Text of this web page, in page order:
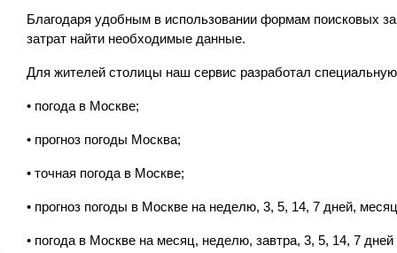
Благодаря удобным в использовании формам поисковых
затрат найти необходимые данные.
Для жителей столицы наш сервис разработал
• погода в Москве;
• прогноз погоды Москва;
• точная погода в Москве;
• прогноз погоды в Москве на неделю, 3, 5, 14, 7 дней,
• погода в Москве на месяц, неделю, завтра, 3, 5, 14, 7